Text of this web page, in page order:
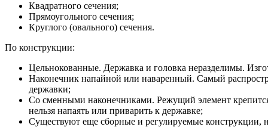
Квадратного сечения;
Прямоугольного сечения;
Круглого (овального) сечения.
По конструкции:
Цельнокованные. Державка и головка неразделимы.
Наконечник напайной или наваренный. Самый
державки;
Со сменными наконечниками. Режущий элемент
нельзя напаять или приварить к державке;
Существуют еще сборные и регулируемые конструкции,